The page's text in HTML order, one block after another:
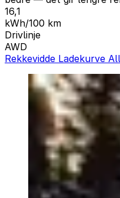
16,1
kWh/100 km
Drivlinje
AWD
Rekkevidde Ladekurve